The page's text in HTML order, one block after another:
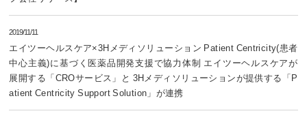
2019/11/11
エイツーヘルスケア×3Hメディソリューション Patient Centricity(患者
中心主義)に基づく医薬品開発支援で協力体制 エイツーヘルスケアが
展開する「CROサービス」と 3Hメディソリューションが提供する「P
atient Centricity Support Solution」が連携